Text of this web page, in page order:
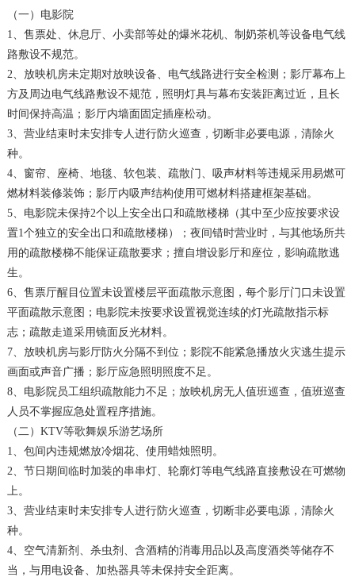
（一）电影院
1、售票处、休息厅、小卖部等处的爆米花机、制奶茶机等设备电气线
路敷设不规范。
2、放映机房未定期对放映设备、电气线路进行安全检测；影厅幕布上
方及周边电气线路敷设不规范，照明灯具与幕布安装距离过近，且长
时间保持高温；影厅内墙面固定插座松动。
3、营业结束时未安排专人进行防火巡查，切断非必要电源，清除火
种。
4、窗帘、座椅、地毯、软包装、疏散门、吸声材料等违规采用易燃可
燃材料装修装饰；影厅内吸声结构使用可燃材料搭建框架基础。
5、电影院未保持2个以上安全出口和疏散楼梯（其中至少应按要求设
置1个独立的安全出口和疏散楼梯）；夜间错时营业时，与其他场所共
用的疏散楼梯不能保证疏散要求；擅自增设影厅和座位，影响疏散逃
生。
6、售票厅醒目位置未设置楼层平面疏散示意图，每个影厅门口未设置
平面疏散示意图；电影院未按要求设置视觉连续的灯光疏散指示标
志；疏散走道采用镜面反光材料。
7、放映机房与影厅防火分隔不到位；影院不能紧急播放火灾逃生提示
画面或声音广播；影厅应急照明照度不足。
8、电影院员工组织疏散能力不足；放映机房无人值班巡查，值班巡查
人员不掌握应急处置程序措施。
（二）KTV等歌舞娱乐游艺场所
1、包间内违规燃放冷烟花、使用蜡烛照明。
2、节日期间临时加装的串串灯、轮廓灯等电气线路直接敷设在可燃物
上。
3、营业结束时未安排专人进行防火巡查，切断非必要电源，清除火
种。
4、空气清新剂、杀虫剂、含酒精的消毒用品以及高度酒类等储存不
当，与用电设备、加热器具等未保持安全距离。